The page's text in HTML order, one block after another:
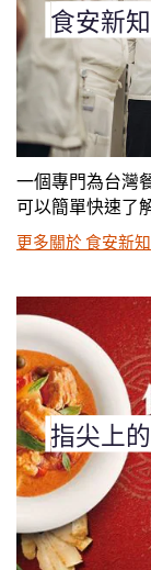
食安新知
一個專門為台灣
可以簡單快速了
更多關於 食安新知
指尖上